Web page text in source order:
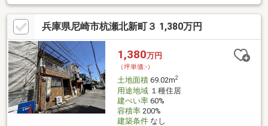
兵庫県尼崎市杭瀬北新町３ 1,380万円
1,380万円
（坪単価:-）
土地面積69.02m2
用途地域１種住居
建ぺい率60%
容積率200%
建築条件なし